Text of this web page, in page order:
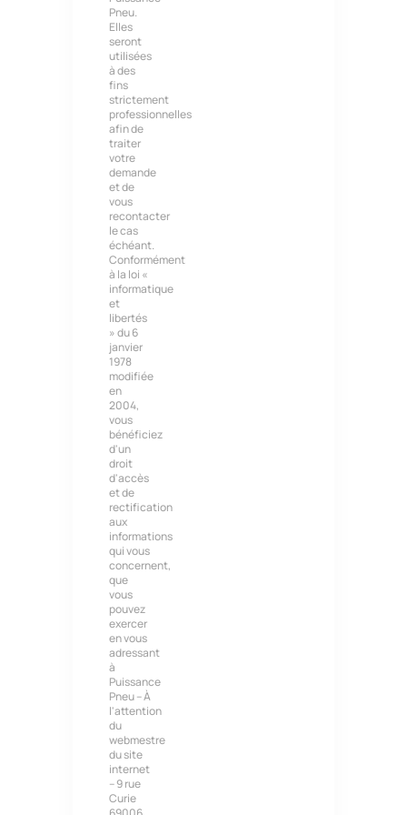
Pneu.
Elles
seront
utilisées
à des
fins
strictement
professionnelles
afin de
traiter
votre
demande
et de
vous
recontacter
le cas
échéant.
Conformément
à la loi «
informatique
et
libertés
» du 6
janvier
1978
modifiée
en
2004,
vous
bénéficiez
d'un
droit
d'accès
et de
rectification
aux
informations
qui vous
concernent,
que
vous
pouvez
exercer
en vous
adressant
à
Puissance
Pneu – À
l'attention
du
webmestre
du site
internet
– 9 rue
Curie